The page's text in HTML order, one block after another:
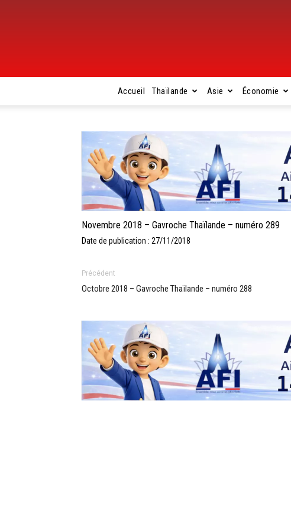
Accueil Thaïlande Asie Économie
Novembre 2018 – Gavroche Thaïlande – numéro 289
Date de publication : 27/11/2018
Précédent
Octobre 2018 – Gavroche Thaïlande – numéro 288